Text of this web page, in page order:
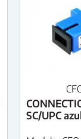
SC/UPC